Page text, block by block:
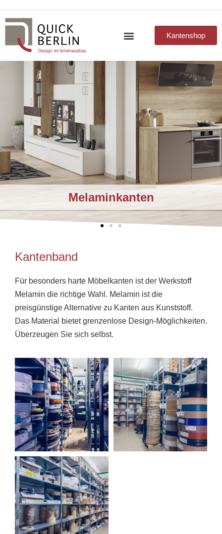
Kantenshop
Melaminkanten
Kantenband
Für besonders harte Möbelkanten ist der Werkstoff
Melamin die richtige Wahl. Melamin ist die
preisgünstige Alternative zu Kanten aus Kunststoff.
Das Material bietet grenzenlose Design-Möglichkeiten.
Überzeugen Sie sich selbst.